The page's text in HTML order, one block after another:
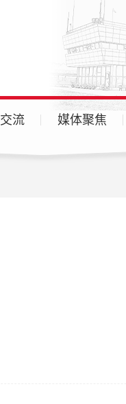
流 媒体聚焦